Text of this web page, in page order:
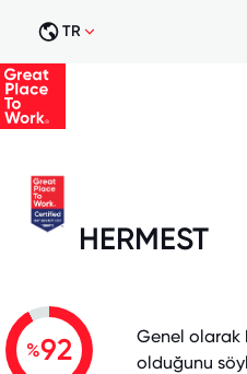
TR
HERMEST
%92
Genel olarak
olduğunu